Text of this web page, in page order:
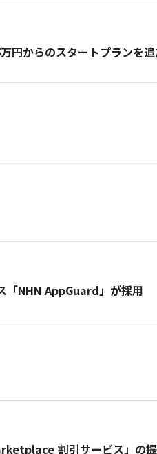
円からのスタートプランを
「NHN AppGuard」が採用
割引サービス」の